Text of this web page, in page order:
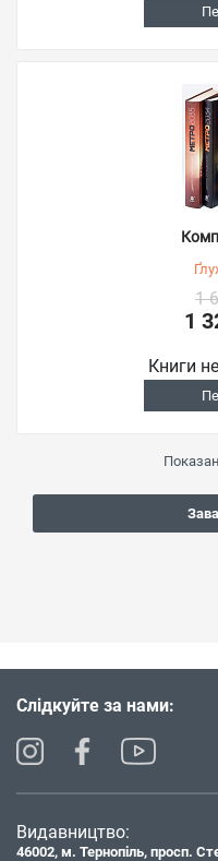
1
1
Книги
Слідкуйте за нами:
Видавництво:
46002, м. Тернопіль, просп.